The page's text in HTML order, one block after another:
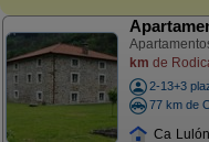
km de
2-13+3
77 km de
Ca